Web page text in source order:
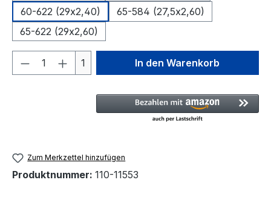
60-622 (29x2,40)
65-584 (27,5x2,60)
65-622 (29x2,60)
Produkt Anzahl: Gib den
1 In den Warenkorb
Zum Merkzettel hinzufügen
Produktnummer: 110-11553